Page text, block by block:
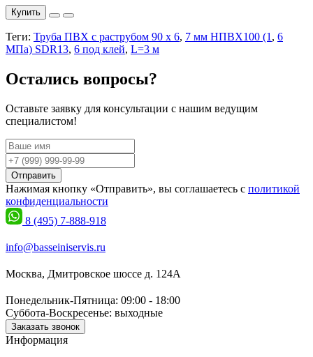
Купить
Теги: Труба ПВХ с раструбом 90 х 6, 7 мм НПВХ100 (1, 6
МПа) SDR13, 6 под клей, L=3 м
Остались вопросы?
Оставьте заявку для консультации с нашим ведущим
специалистом!
Отправить
Нажимая кнопку «Отправить», вы соглашаетесь с политикой
конфиденциальности
8 (495) 7-888-918
info@basseiniservis.ru
Москва, Дмитровское шоссе д. 124А
Понедельник-Пятница: 09:00 - 18:00
Суббота-Воскресенье: выходные
Заказать звонок
Информация